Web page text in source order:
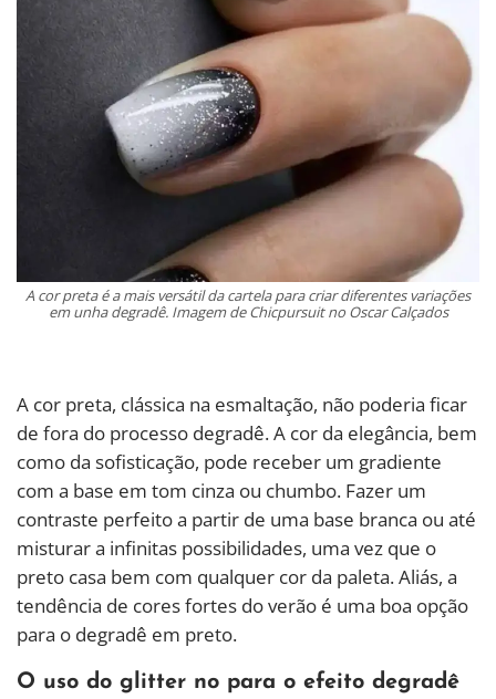
A cor preta é a mais versátil da cartela para criar diferentes variações
em unha degradê. Imagem de Chicpursuit no Oscar Calçados
A cor preta, clássica na esmaltação, não poderia ficar
de fora do processo degradê. A cor da elegância, bem
como da sofisticação, pode receber um gradiente
com a base em tom cinza ou chumbo. Fazer um
contraste perfeito a partir de uma base branca ou até
misturar a infinitas possibilidades, uma vez que o
preto casa bem com qualquer cor da paleta. Aliás, a
tendência de cores fortes do verão é uma boa opção
para o degradê em preto.
O uso do glitter no para o efeito degradê